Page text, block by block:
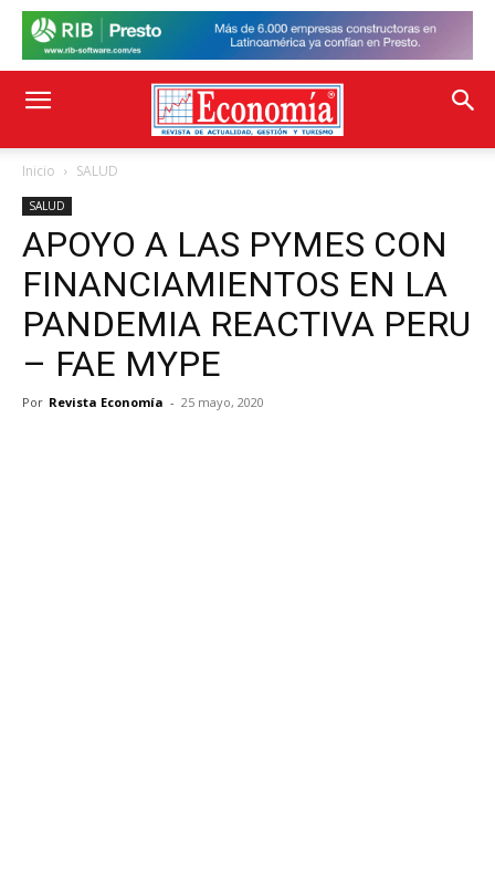
Inicio SALUD
SALUD
APOYO A LAS PYMES CON
FINANCIAMIENTOS EN LA
PANDEMIA REACTIVA PERU
– FAE MYPE
Por Revista Economía - 25 mayo, 2020